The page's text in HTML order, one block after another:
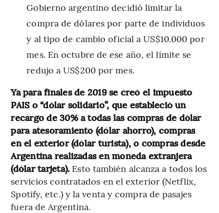
Gobierno argentino decidió limitar la
compra de dólares por parte de individuos
y al tipo de cambio oficial a US$10.000 por
mes. En octubre de ese año, el límite se
redujo a US$200 por mes.
Ya para finales de 2019 se creó el impuesto
PAIS o “dólar solidario”, que estableció un
recargo de 30% a todas las compras de dólar
para atesoramiento (dólar ahorro), compras
en el exterior (dólar turista), o compras desde
Argentina realizadas en moneda extranjera
(dólar tarjeta). Esto también alcanza a todos los
servicios contratados en el exterior (Netflix,
Spotify, etc.) y la venta y compra de pasajes
fuera de Argentina.